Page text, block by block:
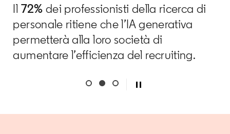
Il 72% dei professionisti della ricerca di
personale ritiene che l’IA generativa
permetterà alla loro società di
aumentare l’efficienza del recruiting.